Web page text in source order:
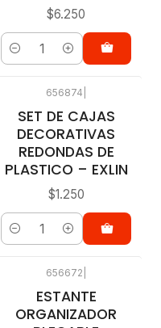
$6.250
Cantidad
656874
SET DE CAJAS
DECORATIVAS
REDONDAS DE
PLASTICO – EXLIN
$1.250
Cantidad
656672
ESTANTE
ORGANIZADOR